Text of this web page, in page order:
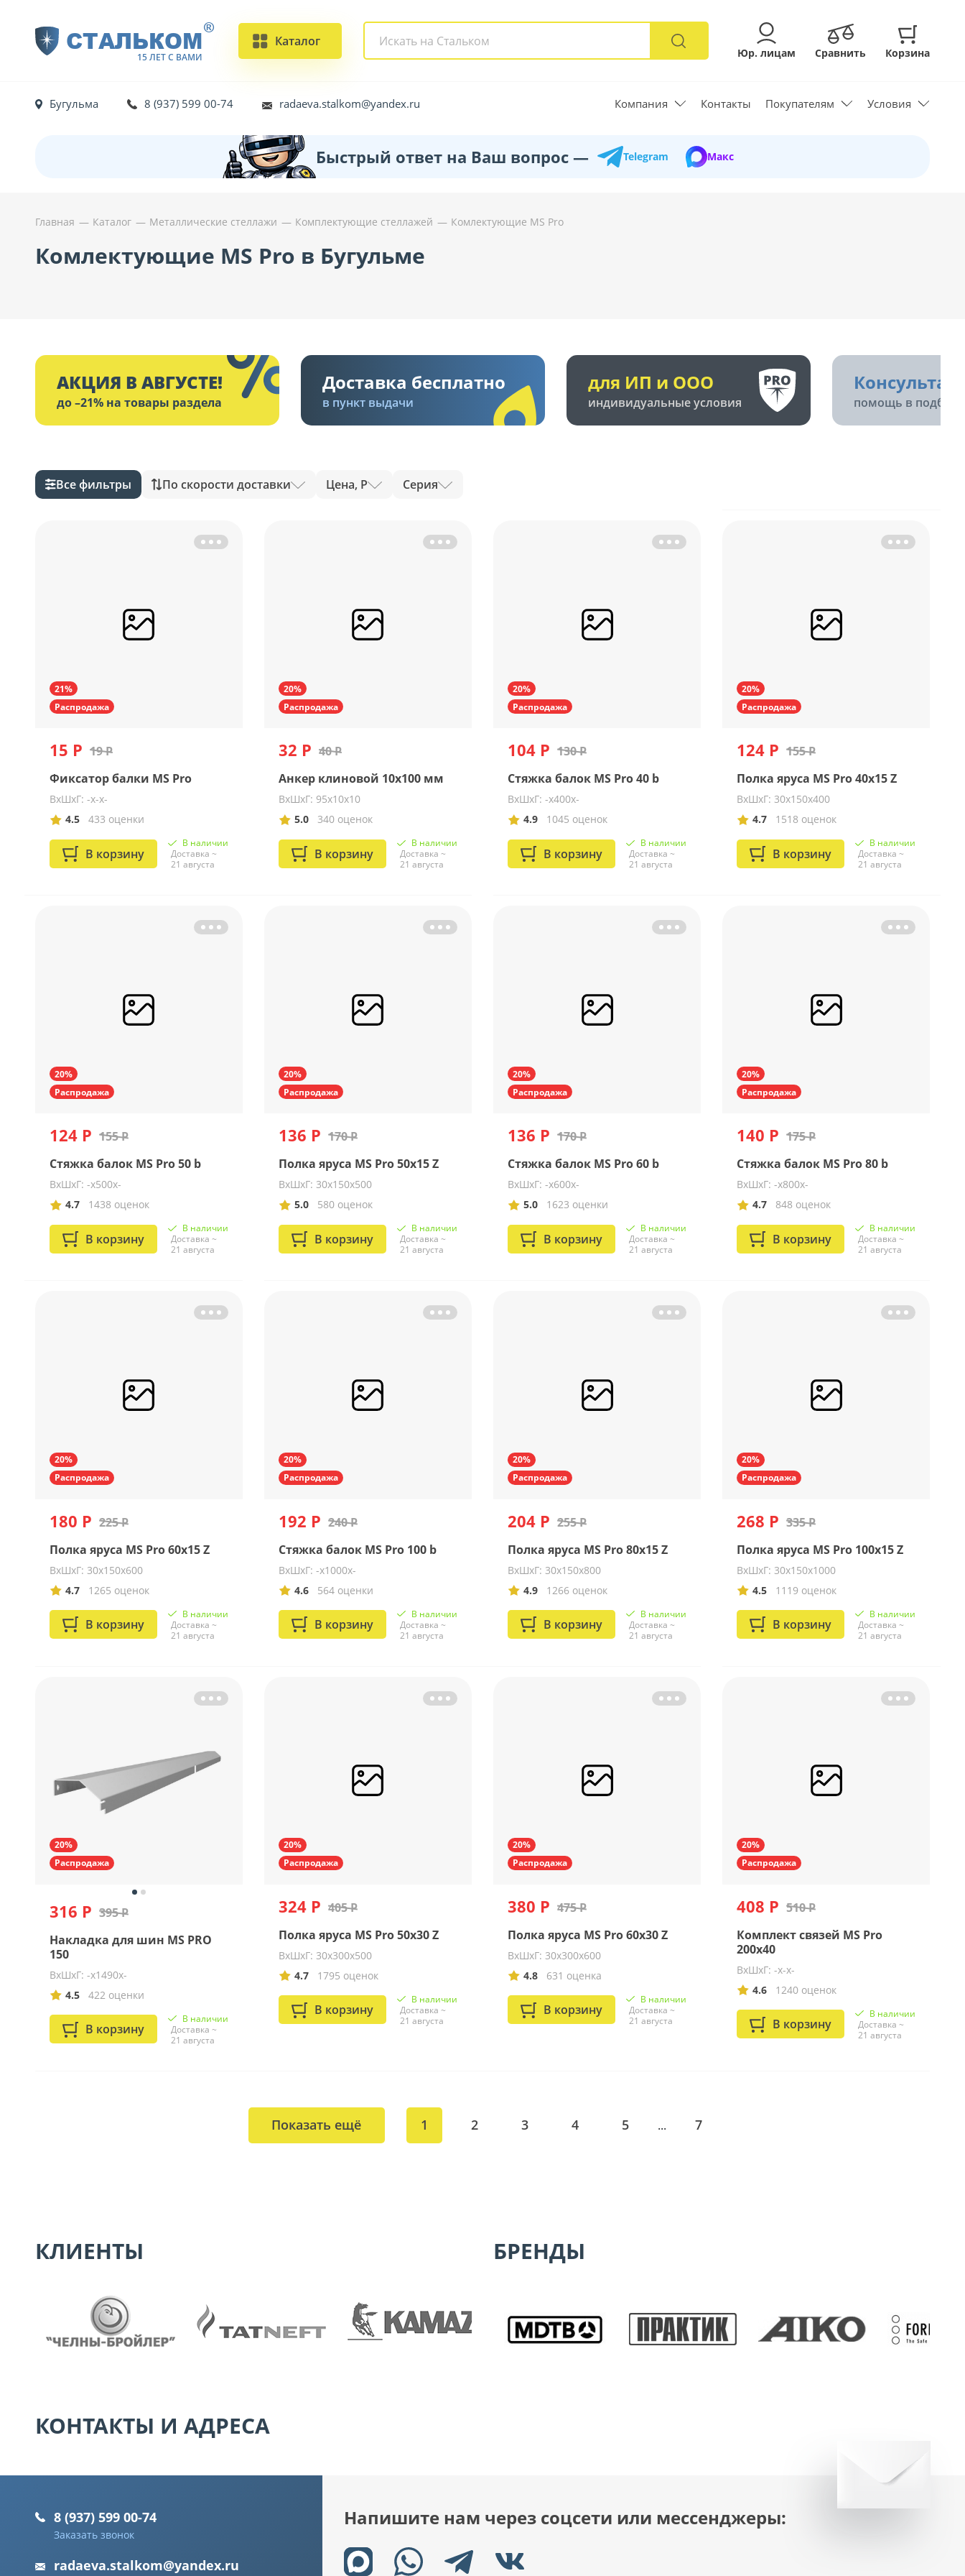
СТАЛЬКОМ
15 ЛЕТ С ВАМИ
®
Каталог
Юр. лицам Сравнить Корзина
Бугульма 8 (937) 599 00-74 radaeva.stalkom@yandex.ru Компания Контакты Покупателям Условия
Быстрый ответ на Ваш вопрос — Telegram Макс
Главная Каталог Металлические стеллажи Комплектующие стеллажей Комлектующие MS Pro
Комлектующие MS Pro в Бугульме
АКЦИЯ В АВГУСТЕ!
до –21% на товары раздела
Доставка бесплатно
в пункт выдачи
для ИП и ООО
индивидуальные условия помощь в подборе
Все фильтры По скорости доставки Цена, Р Серия
21%
Распродажа
15 Р 19 Р
Фиксатор балки MS Pro
ВхШхГ: -x-x-
4.5
433 оценки
В корзину
В наличии
Доставка ~
21 августа
20%
Распродажа
32 Р 40 Р
Анкер клиновой 10х100 мм
ВхШхГ: 95х10х10
5.0
340 оценок
В корзину
В наличии
Доставка ~
21 августа
20%
Распродажа
104 Р 130 Р
Стяжка балок MS Pro 40 b
ВхШхГ: -x400x-
4.9
1045 оценок
В корзину
В наличии
Доставка ~
21 августа
20%
Распродажа
124 Р 155 Р
Полка яруса MS Pro 40х15 Z
ВхШхГ: 30х150х400
4.7
1518 оценок
В корзину
В наличии
Доставка ~
21 августа
20%
Распродажа
124 Р 155 Р
Стяжка балок MS Pro 50 b
ВхШхГ: -x500x-
4.7
1438 оценок
В корзину
В наличии
Доставка ~
21 августа
20%
Распродажа
136 Р 170 Р
Полка яруса MS Pro 50х15 Z
ВхШхГ: 30х150х500
5.0
580 оценок
В корзину
В наличии
Доставка ~
21 августа
20%
Распродажа
136 Р 170 Р
Стяжка балок MS Pro 60 b
ВхШхГ: -x600x-
5.0
1623 оценки
В корзину
В наличии
Доставка ~
21 августа
20%
Распродажа
140 Р 175 Р
Стяжка балок MS Pro 80 b
ВхШхГ: -x800x-
4.7
848 оценок
В корзину
В наличии
Доставка ~
21 августа
20%
Распродажа
180 Р 225 Р
Полка яруса MS Pro 60х15 Z
ВхШхГ: 30х150х600
4.7
1265 оценок
В корзину
В наличии
Доставка ~
21 августа
20%
Распродажа
192 Р 240 Р
Стяжка балок MS Pro 100 b
ВхШхГ: -x1000x-
4.6
564 оценки
В корзину
В наличии
Доставка ~
21 августа
20%
Распродажа
204 Р 255 Р
Полка яруса MS Pro 80х15 Z
ВхШхГ: 30х150х800
4.9
1266 оценок
В корзину
В наличии
Доставка ~
21 августа
20%
Распродажа
268 Р 335 Р
Полка яруса MS Pro 100х15 Z
ВхШхГ: 30х150х1000
4.5
1119 оценок
В корзину
В наличии
Доставка ~
21 августа
20%
Распродажа
316 Р 395 Р
Накладка для шин MS PRO
150
ВхШхГ: -x1490x-
4.5
422 оценки
В корзину
В наличии
Доставка ~
21 августа
20%
Распродажа
324 Р 405 Р
Полка яруса MS Pro 50x30 Z
ВхШхГ: 30x300x500
4.7
1795 оценок
В корзину
В наличии
Доставка ~
21 августа
20%
Распродажа
380 Р 475 Р
Полка яруса MS Pro 60x30 Z
ВхШхГ: 30x300x600
4.8
631 оценка
В корзину
В наличии
Доставка ~
21 августа
20%
Распродажа
408 Р 510 Р
Комплект связей MS Pro
200x40
ВхШхГ: -x-x-
4.6
1240 оценок
В корзину
В наличии
Доставка ~
21 августа
Показать ещё 1 2 3 4 5 ... 7
КЛИЕНТЫ БРЕНДЫ
КОНТАКТЫ И АДРЕСА
8 (937) 599 00-74
Заказать звонок
radaeva.stalkom@yandex.ru
Напишите нам через соцсети или мессенджеры: